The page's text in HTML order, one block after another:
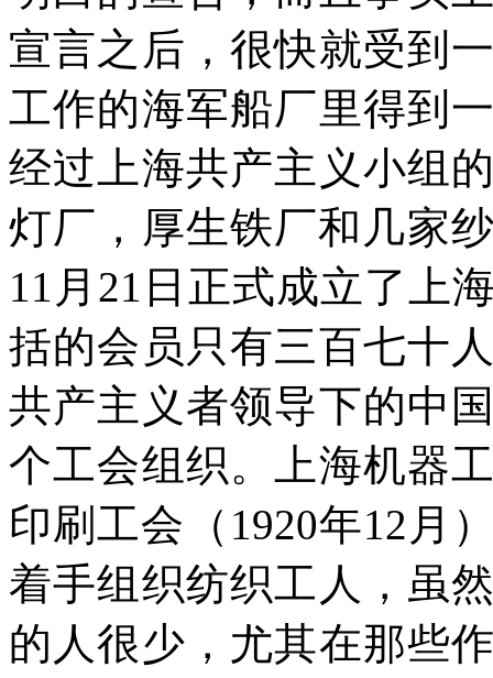
宣言之后，很快就受到
工作的海军船厂里得到
经过上海共产主义小组
灯厂，厚生铁厂和几家
11 月 21 日正式成立了上
括的会员只有三百七十
共产主义者领导下的中
个工会组织。上海机器
印刷工会（ 1920年12 月
着手组织纺织工人，虽
的人很少，尤其在那些